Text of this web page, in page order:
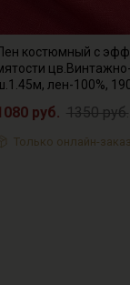
костюмный с
лен-100%,
руб. 1350 руб.
Только онлайн-заказ